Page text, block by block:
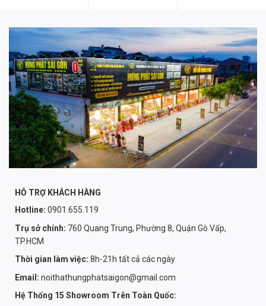
HỖ TRỢ KHÁCH HÀNG
Hotline: 0901.655.119
Trụ sở chính: 760 Quang Trung, Phường 8, Quận Gò Vấp,
TP.HCM
Thời gian làm việc: 8h-21h tất cả các ngày
Email: noithathungphatsaigon@gmail.com
Hệ Thống 15 Showroom Trên Toàn Quốc: